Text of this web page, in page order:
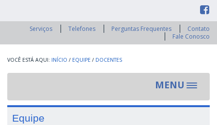
Serviços Telefones Perguntas Frequentes
Contato
Fale Conosco
INÍCIO / EQUIPE / DOCENTES
MENU
Toggle
Equipe